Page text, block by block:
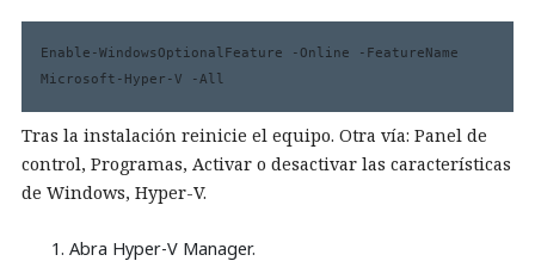
Enable-WindowsOptionalFeature -Online -FeatureName
Microsoft-Hyper-V -All
Tras la instalación reinicie el equipo. Otra vía: Panel de
control, Programas, Activar o desactivar las características
de Windows, Hyper-V.
Abra Hyper-V Manager.